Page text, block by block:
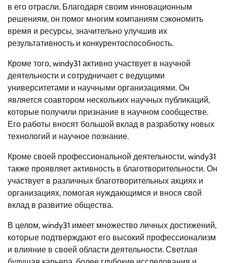
в его отрасли. Благодаря своим инновационным
решениям, он помог многим компаниям сэкономить
время и ресурсы, значительно улучшив их
результативность и конкурентоспособность.
Кроме того, windy31 активно участвует в научной
деятельности и сотрудничает с ведущими
университетами и научными организациями. Он
является соавтором нескольких научных публикаций,
которые получили признание в научном сообществе.
Его работы вносят большой вклад в разработку новых
технологий и научное познание.
Кроме своей профессиональной деятельности, windy31
также проявляет активность в благотворительности. Он
участвует в различных благотворительных акциях и
организациях, помогая нуждающимся и внося свой
вклад в развитие общества.
В целом, windy31 имеет множество личных достижений,
которые подтверждают его высокий профессионализм
и влияние в своей области деятельности. Светлая